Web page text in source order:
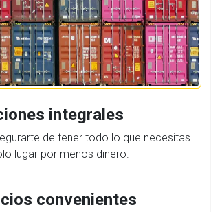
integrales
de tener todo lo que necesitas
lugar por menos dinero.
convenientes